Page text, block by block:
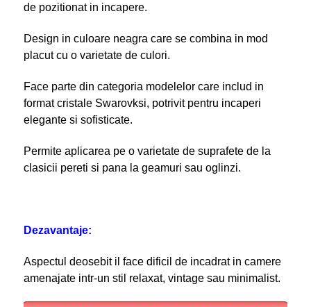
de pozitionat in incapere.
Design in culoare neagra care se combina in mod
placut cu o varietate de culori.
Face parte din categoria modelelor care includ in
format cristale Swarovksi, potrivit pentru incaperi
elegante si sofisticate.
Permite aplicarea pe o varietate de suprafete de la
clasicii pereti si pana la geamuri sau oglinzi.
Dezavantaje:
Aspectul deosebit il face dificil de incadrat in camere
amenajate intr-un stil relaxat, vintage sau minimalist.